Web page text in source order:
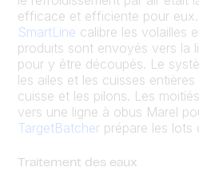
efficace et efficiente pour
SmartLine calibre les volailles
produits sont envoyés vers la
pour y être découpés. Le
les ailes et les cuisses
cuisse et les pilons. Les
vers une ligne à obus Marel
TargetBatcher prépare les lots
Traitement des eaux